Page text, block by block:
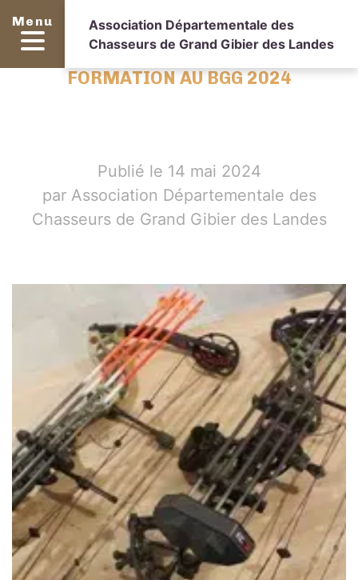
Menu
Association Départementale des
Chasseurs de Grand Gibier des Landes
FORMATION AU BGG 2024
Publié le 14 mai 2024
par Association Départementale des
Chasseurs de Grand Gibier des Landes